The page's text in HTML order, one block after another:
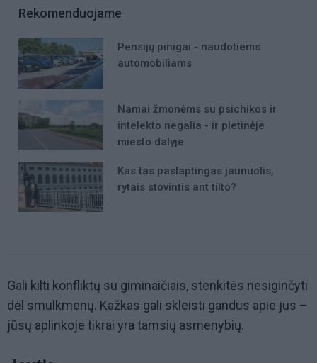
Rekomenduojame
Pensijų pinigai - naudotiems
automobiliams
Namai žmonėms su psichikos ir
intelekto negalia - ir pietinėje
miesto dalyje
Kas tas paslaptingas jaunuolis,
rytais stovintis ant tilto?
Gali kilti konfliktų su giminaičiais, stenkitės nesiginčyti
dėl smulkmenų. Kažkas gali skleisti gandus apie jus –
jūsų aplinkoje tikrai yra tamsių asmenybių.